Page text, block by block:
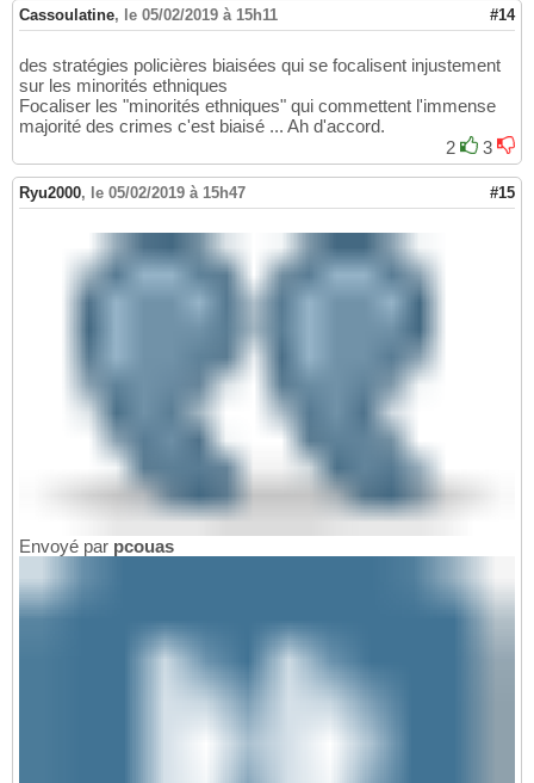
Cassoulatine, le 05/02/2019 à 15h11 #14
des stratégies policières biaisées qui se focalisent injustement
sur les minorités ethniques
Focaliser les "minorités ethniques" qui commettent l'immense
majorité des crimes c'est biaisé ... Ah d'accord.
2
3
Ryu2000, le 05/02/2019 à 15h47 #15
Envoyé par pcouas